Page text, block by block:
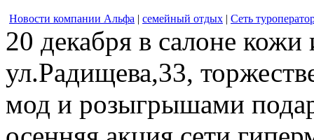
Новости компании Альфа | семейный отдых | Сеть
20 декабря в салоне
ул.Радищева,33,
мод и розыгрышами